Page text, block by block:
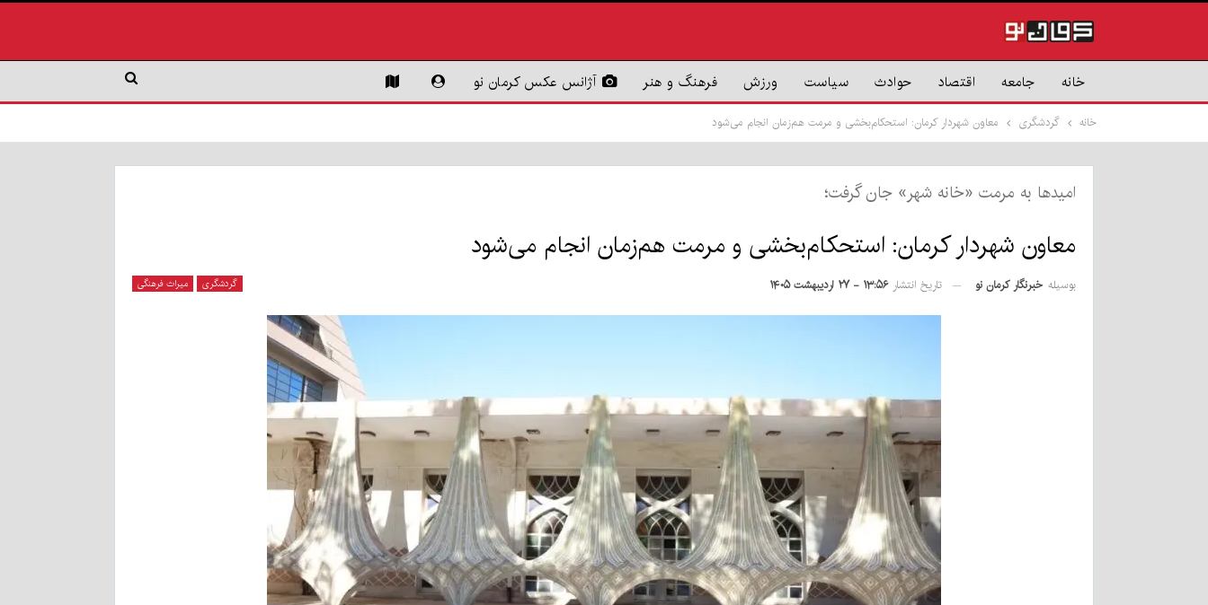
خانه جامعه اقتصاد حوادث سیاست ورزش فرهنگ و هنر آژانس عکس کرمان نو
خانه گردشگری معاون شهردار کرمان: استحکام‌بخشی و مرمت هم‌زمان انجام می‌شود
امیدها به مرمت «خانه شهر» جان گرفت؛
معاون شهردار کرمان: استحکام‌بخشی و مرمت هم‌زمان انجام می‌شود
گردشگری میراث فرهنگی بوسیله خبرنگار کرمان نو تاریخ انتشار ۱۳:۵۶ - ۲۷ اردیبهشت ۱۴۰۵